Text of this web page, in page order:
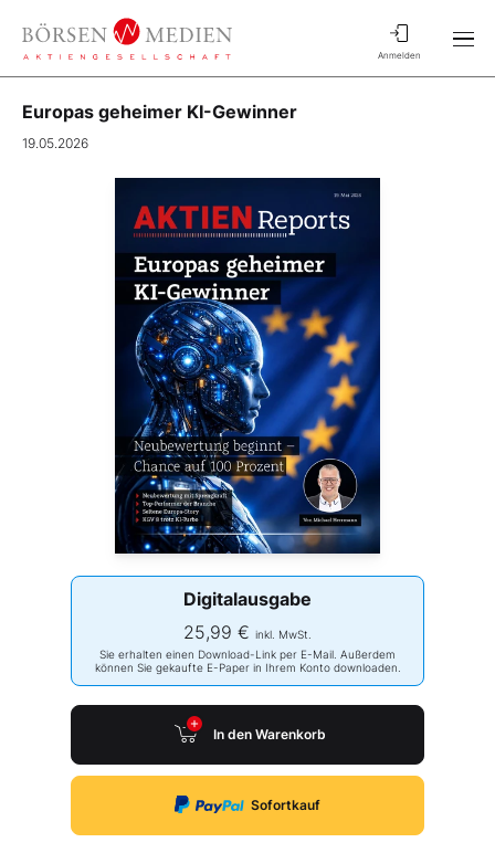
Anmelden
Europas geheimer KI-Gewinner
19.05.2026
Digitalausgabe
25,99 € inkl. MwSt.
Sie erhalten einen Download-Link per E-Mail. Außerdem
können Sie gekaufte E-Paper in Ihrem Konto downloaden.
In den Warenkorb
Sofortkauf